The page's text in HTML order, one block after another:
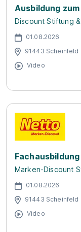
Ausbildung
Discount Stiftung
01.08.2026
91443 Scheinfeld
Video
Marken-Discount
01.08.2026
91443 Scheinfeld
Video